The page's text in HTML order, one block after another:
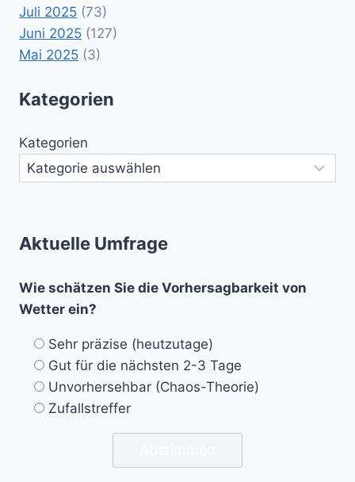
Juli 2025 (73)
Juni 2025 (127)
Mai 2025 (3)
Kategorien
Kategorien
Aktuelle Umfrage
Wie schätzen Sie die Vorhersagbarkeit von
Wetter ein?
Sehr präzise (heutzutage)
Gut für die nächsten 2-3 Tage
Unvorhersehbar (Chaos-Theorie)
Zufallstreffer